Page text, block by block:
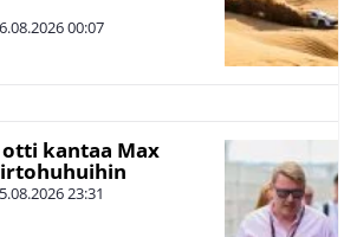
00:07
kantaa Max
23:31